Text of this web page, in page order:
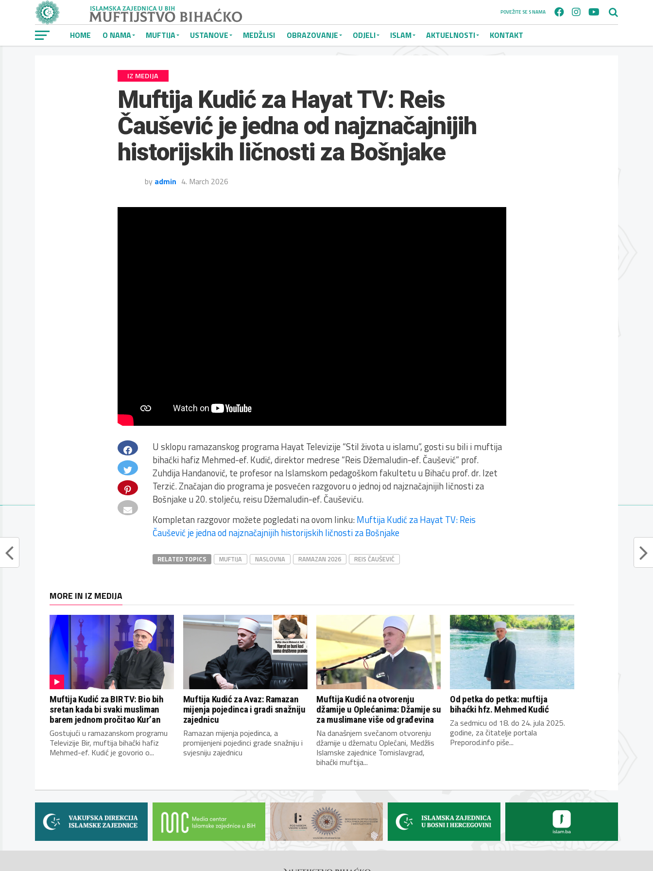
POVEŽITE SE S NAMA
HOME O NAMA MUFTIJA USTANOVE MEDŽLISI OBRAZOVANJE ODJELI ISLAM AKTUELNOSTI KONTAKT
IZ MEDIJA
Muftija Kudić za Hayat TV: Reis
Čaušević je jedna od najznačajnijih
historijskih ličnosti za Bošnjake
by admin 4. March 2026
U sklopu ramazanskog programa Hayat Televizije “Stil života u islamu”, gosti su bili i muftija
bihaćki hafiz Mehmed-ef. Kudić, direktor medrese “Reis Džemaludin-ef. Čaušević” prof.
Zuhdija Handanović, te profesor na Islamskom pedagoškom fakultetu u Bihaću prof. dr. Izet
Terzić. Značajan dio programa je posvećen razgovoru o jednoj od najznačajnijih ličnosti za
Bošnjake u 20. stoljeću, reisu Džemaludin-ef. Čauševiću.
Kompletan razgovor možete pogledati na ovom linku:Muftija Kudić za Hayat TV: Reis
Čaušević je jedna od najznačajnijih historijskih ličnosti za Bošnjake
RELATED TOPICS MUFTIJA NASLOVNA RAMAZAN 2026 REIS ČAUŠEVIĆ
MORE IN IZ MEDIJA
Muftija Kudić za BIR TV: Bio bih
sretan kada bi svaki musliman
barem jednom pročitao Kur’an
Gostujući u ramazanskom programu
Televizije Bir, muftija bihaćki hafiz
Mehmed-ef. Kudić je govorio o...
Muftija Kudić za Avaz: Ramazan
mijenja pojedinca i gradi snažniju
zajednicu
Ramazan mijenja pojedinca, a
promijenjeni pojedinci grade snažniju i
svjesniju zajednicu
Muftija Kudić na otvorenju
džamije u Oplećanima: Džamije su
za muslimane više od građevina
Na današnjem svečanom otvorenju
džamije u džematu Oplećani, Medžlis
Islamske zajednice Tomislavgrad,
bihaćki muftija...
Od petka do petka: muftija
bihaćki hfz. Mehmed Kudić
Za sedmicu od 18. do 24. jula 2025.
godine, za čitatelje portala
Preporod.info piše...